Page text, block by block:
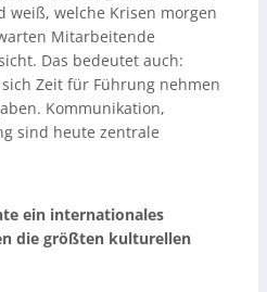
weiß, welche Krisen morgen
Mitarbeitende
Das bedeutet auch:
Zeit für Führung nehmen
Kommunikation,
sind heute zentrale
ein internationales
die größten kulturellen